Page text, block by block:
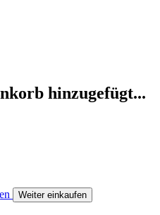
hinzugefügt...
Weiter einkaufen